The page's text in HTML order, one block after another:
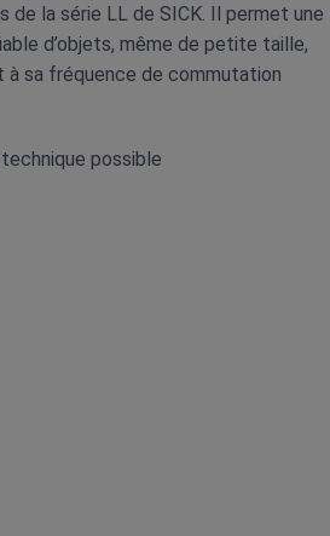
la série LL de SICK. Il permet une
d’objets, même de petite taille,
à sa fréquence de commutation
possible